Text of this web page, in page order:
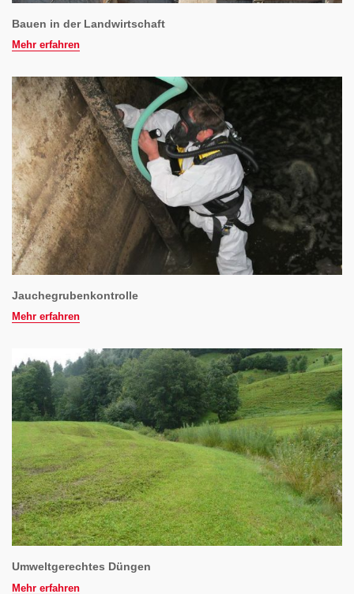
Bauen in der Landwirtschaft
Mehr erfahren
Jauchegrubenkontrolle
Mehr erfahren
Umweltgerechtes Düngen
Mehr erfahren